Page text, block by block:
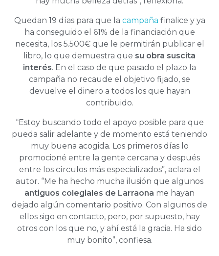
Quedan 19 días para que la campaña finalice y ya
ha conseguido el 61% de la financiación que
necesita, los 5.500€ que le permitirán publicar el
libro, lo que demuestra que su obra suscita
interés. En el caso de que pasado el plazo la
campaña no recaude el objetivo fijado, se
devuelve el dinero a todos los que hayan
contribuido.
“Estoy buscando todo el apoyo posible para que
pueda salir adelante y de momento está teniendo
muy buena acogida. Los primeros días lo
promocioné entre la gente cercana y después
entre los círculos más especializados”, aclara el
autor. “Me ha hecho mucha ilusión que algunos
antiguos colegiales de Larraona me hayan
dejado algún comentario positivo. Con algunos de
ellos sigo en contacto, pero, por supuesto, hay
otros con los que no, y ahí está la gracia. Ha sido
muy bonito”, confiesa.